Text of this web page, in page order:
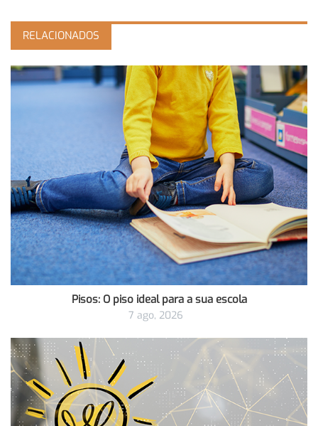
RELACIONADOS
Pisos: O piso ideal para a sua escola
7 ago, 2026